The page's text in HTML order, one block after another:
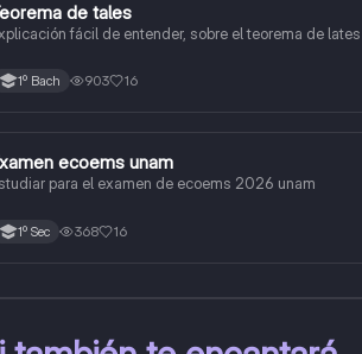
Matemáticasde tales
fácil de entender, sobre el teorema de lates
1º Bach 903 16
Español ecoems unam
para el examen de ecoems 2026 unam
1º Sec 368 16